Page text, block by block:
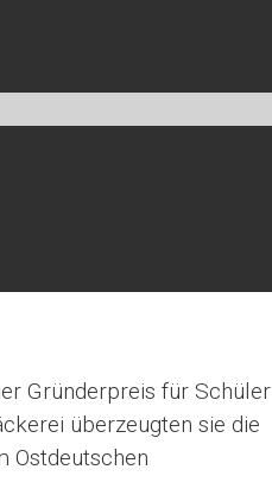
Gründerpreis für Schüler
überzeugten sie die
Ostdeutschen